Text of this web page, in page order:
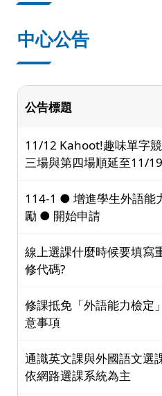
中心公告
公告標題
11/12 Kahoot!趣味單字
三場與第四場順延至11/
114-1 ● 增進學生外語能
勵 ● 開始申請
線上選課什麼時候要填寫
修代碼?
修課抵免「外語能力檢定
意事項
通識英文課與外國語文選
依網路選課系統為主